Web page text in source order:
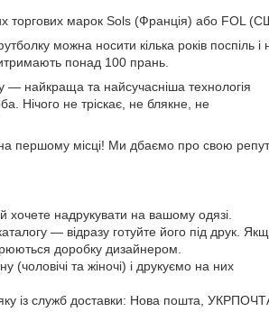
торгових марок Sols (Франція) або FOL
можна носити кілька років поспіль і
понад 100 прань.
найкраща та найсучасніша технологія
Нічого не тріскає, не блякне, не
на першому місці! Ми дбаємо про свою
хочете надрукувати на вашому одязі.
— відразу готуйте його під друк.
доробку дизайнером.
та жіночі) і друкуємо на них
із служб доставки: Нова пошта,